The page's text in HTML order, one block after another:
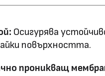
Матова
Осигурява
повърхността.
проникващ